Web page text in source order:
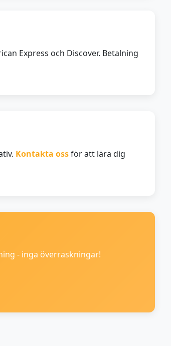
Express och Discover. Betalning
Kontakta ossför att lära dig
- inga överraskningar!